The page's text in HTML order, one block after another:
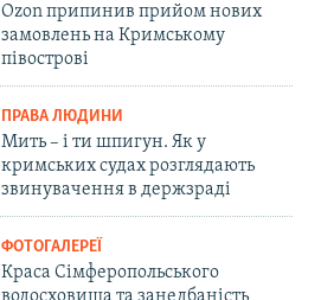
Ozon припинив прийом нових
замовлень на Кримському
півострові
ПРАВА ЛЮДИНИ
Мить – і ти шпигун. Як у
кримських судах розглядають
звинувачення в держзраді
ФОТОГАЛЕРЕЇ
Краса Сімферопольського